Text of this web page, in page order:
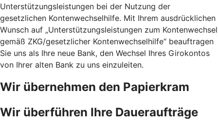
Unterstützungsleistungen bei der Nutzung der
gesetzlichen Kontenwechselhilfe. Mit Ihrem ausdrücklichen
Wunsch auf „Unterstützungsleistungen zum Kontenwechsel
gemäß ZKG/gesetzlicher Kontenwechselhilfe“ beauftragen
Sie uns als Ihre neue Bank, den Wechsel Ihres Girokontos
von Ihrer alten Bank zu uns einzuleiten.
Wir übernehmen den Papierkram
Wir überführen Ihre Daueraufträge